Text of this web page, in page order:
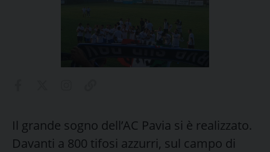
Il grande sogno dell’AC Pavia si è realizzato.
Davanti a 800 tifosi azzurri, sul campo di